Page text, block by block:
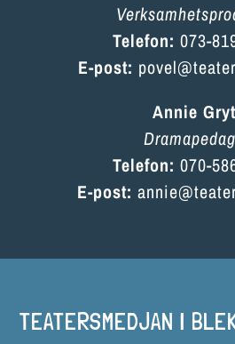
Telefon: 073-
E-post:
Annie
Telefon: 070-
E-post:
TEATERSMEDJAN I